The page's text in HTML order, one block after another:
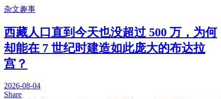
杂文趣事
西藏人口直到今天也没超过 500 万，为何
却能在 7 世纪时建造如此庞大的布达拉
宫？
2026-08-04
Share